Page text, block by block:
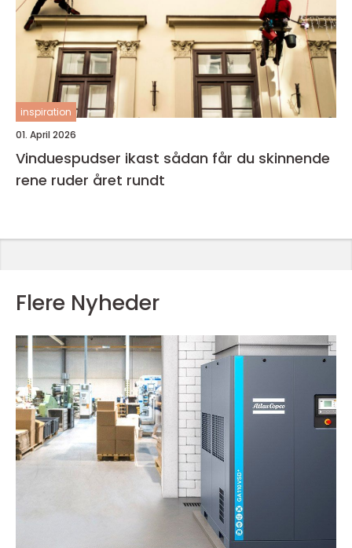
inspiration
01. April 2026
Vinduespudser ikast sådan får du skinnende
rene ruder året rundt
Flere Nyheder